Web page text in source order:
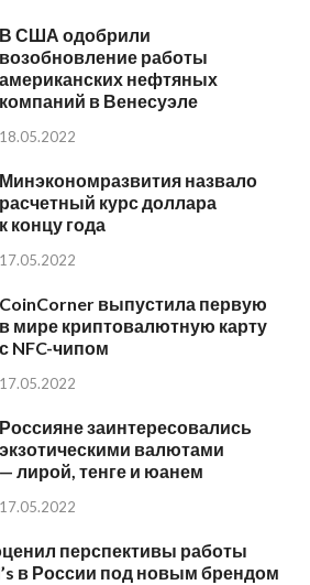
В США одобрили
возобновление работы
американских нефтяных
компаний в Венесуэле
18.05.2022
Минэкономразвития назвало
расчетный курс доллара
к концу года
17.05.2022
CoinCorner выпустила первую
в мире криптовалютную карту
с NFC-чипом
17.05.2022
Россияне заинтересовались
экзотическими валютами
— лирой, тенге и юанем
17.05.2022
перспективы работы
в России под новым брендом